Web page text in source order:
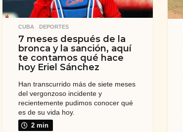
CUBA ,DEPORTES
7 meses después de la
bronca y la sanción, aquí
te contamos qué hace
hoy Eriel Sánchez
Han transcurrido más de siete meses
del vergonzoso incidente y
recientemente pudimos conocer qué
es de su vida hoy.
2 min